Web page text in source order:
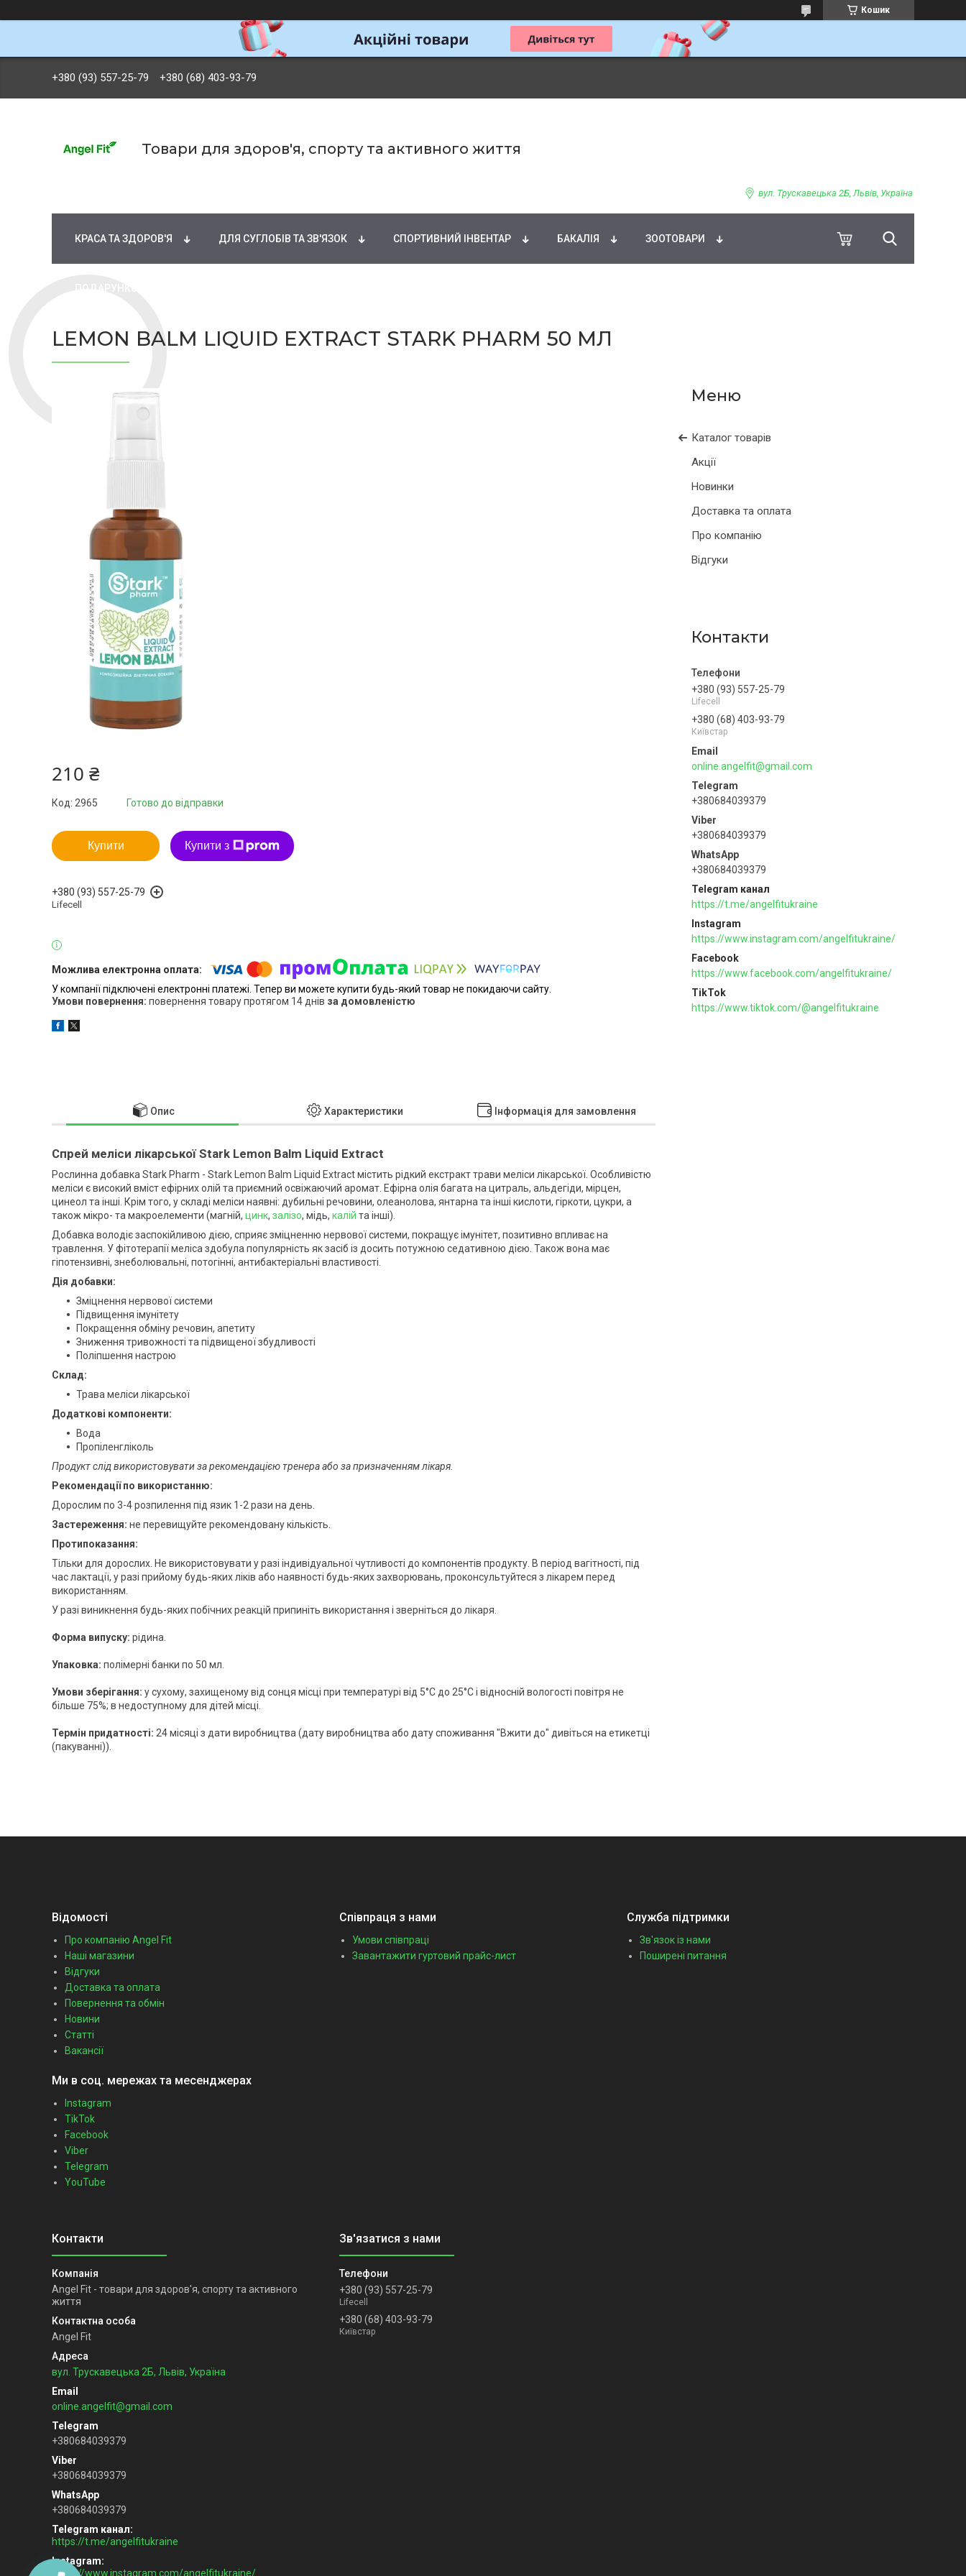
Кошик
+380 (93) 557-25-79 +380 (68) 403-93-79
Товари для здоров'я, спорту та активного життя
вул. Трускавецька 2Б, Львів, Україна
КРАСА ТА ЗДОРОВ'Я ДЛЯ СУГЛОБІВ ТА ЗВ'ЯЗОК СПОРТИВНИЙ ІНВЕНТАР БАКАЛІЯ ЗООТОВАРИ
LEMON BALM LIQUID EXTRACT STARK PHARM 50 МЛ
Каталог товарів
Акції
Новинки
Доставка та оплата
Про компанію
Відгуки
Контакти
+380 (93) 557-25-79
Lifecell
+380 (68) 403-93-79
Київстар
online.angelfit@gmail.com
+380684039379
+380684039379
+380684039379
Telegram канал
https://t.me/angelfitukraine
Instagram
https://www.instagram.com/angelfitukraine/
Facebook
https://www.facebook.com/angelfitukraine/
TikTok
https://www.tiktok.com/@angelfitukraine
210 ₴
Готово до відправки
Код: 2965
Купити Купити з
+380 (93) 557-25-79
Lifecell
У компанії підключені електронні платежі. Тепер ви можете купити будь-який товар не покидаючи сайту.
повернення товару протягом 14 днів за домовленістю
Опис Характеристики Інформація для замовлення
Спрей меліси лікарської Stark Lemon Balm Liquid Extract
Рослинна добавка Stark Pharm - Stark Lemon Balm Liquid Extract містить рідкий екстракт трави меліси лікарської. Особливістю
меліси є високий вміст ефірних олій та приємний освіжаючий аромат. Ефірна олія багата на цитраль, альдегіди, мірцен,
цинеол та інші. Крім того, у складі меліси наявні: дубильні речовини, олеанолова, янтарна та інші кислоти, гіркоти, цукри, а
також мікро- та макроелементи (магній, цинк, залізо, мідь, калій та інші).
Добавка володіє заспокійливою дією, сприяє зміцненню нервової системи, покращує імунітет, позитивно впливає на
травлення. У фітотерапії меліса здобула популярність як засіб із досить потужною седативною дією. Також вона має
гіпотензивні, знеболювальні, потогінні, антибактеріальні властивості.
Дія добавки:
Зміцнення нервової системи
Підвищення імунітету
Покращення обміну речовин, апетиту
Зниження тривожності та підвищеної збудливості
Поліпшення настрою
Склад:
Трава меліси лікарської
Додаткові компоненти:
Вода
Пропіленгліколь
Продукт слід використовувати за рекомендацією тренера або за призначенням лікаря.
Рекомендації по використанню:
Дорослим по 3-4 розпилення під язик 1-2 рази на день.
Застереження: не перевищуйте рекомендовану кількість.
Протипоказання:
Тільки для дорослих. Не використовувати у разі індивідуальної чутливості до компонентів продукту. В період вагітності, під
час лактації, у разі прийому будь-яких ліків або наявності будь-яких захворювань, проконсультуйтеся з лікарем перед
використанням.
У разі виникнення будь-яких побічних реакцій припиніть використання і зверніться до лікаря.
Форма випуску: рідина.
Упаковка: полімерні банки по 50 мл.
Умови зберігання: у сухому, захищеному від сонця місці при температурі від 5°С до 25°С і відносній вологості повітря не
більше 75%; в недоступному для дітей місці.
Термін придатності: 24 місяці з дати виробництва (дату виробництва або дату споживання "Вжити до" дивіться на етикетці
(пакуванні)).
Відомості
Про компанію Angel Fit
Наші магазини
Відгуки
Доставка та оплата
Повернення та обмін
Новини
Статті
Вакансії
Співпраця з нами
Умови співпраці
Завантажити гуртовий прайс-лист
Служба підтримки
Зв'язок із нами
Поширені питання
Ми в соц. мережах та месенджерах
Instagram
TikTok
Facebook
Viber
Telegram
YouTube
Angel Fit - товари для здоров'я, спорту та активного
життя
Angel Fit
вул. Трускавецька 2Б, Львів, Україна
online.angelfit@gmail.com
+380684039379
+380684039379
+380684039379
Telegram канал
https://t.me/angelfitukraine
Instagram
https://www.instagram.com/angelfitukraine/
+380 (93) 557-25-79
Lifecell
+380 (68) 403-93-79
Київстар